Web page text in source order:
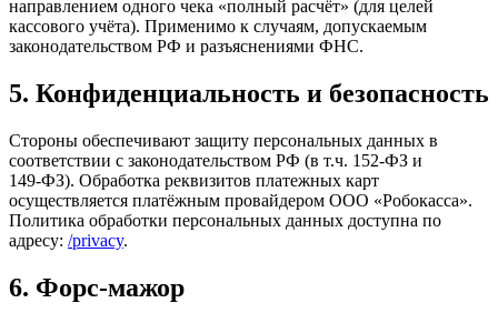
направлением одного чека «полный расчёт» (для целей
кассового учёта). Применимо к случаям, допускаемым
законодательством РФ и разъяснениями ФНС.
5. Конфиденциальность и безопасность
Стороны обеспечивают защиту персональных данных в
соответствии с законодательством РФ (в т.ч. 152‑ФЗ и
149‑ФЗ). Обработка реквизитов платежных карт
осуществляется платёжным провайдером ООО «Робокасса».
Политика обработки персональных данных доступна по
адресу: /privacy.
6. Форс‑мажор